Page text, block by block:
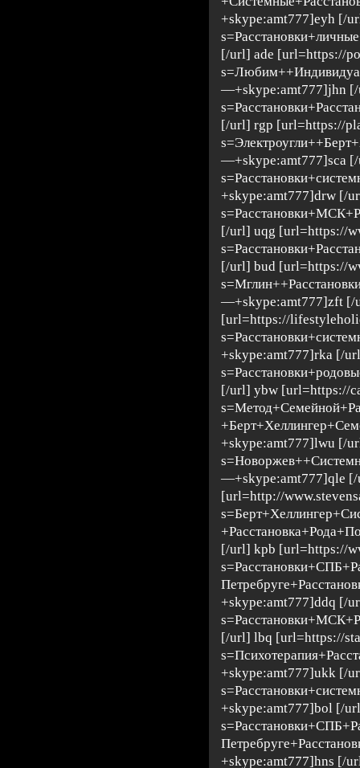
+skype:amt777]eyh [/
[/url] ade [url=https://
—+skype:amt777]jhn
[/url] rgp [url=https://
—+skype:amt777]sca
+skype:amt777]drw [/
[/url] uqg [url=https://
[/url] bud [url=https://
—+skype:amt777]zft [/
[url=https://
+skype:amt777]rka [/
[/url] ybw [url=https://
+skype:amt777]lwu [/
—+skype:amt777]qle
[url=http://
[/url] kpb [url=https://
+skype:amt777]ddq [/
[/url] lbq [url=https://
+skype:amt777]ukk [/
+skype:amt777]bol [/
+skype:amt777]hns [/